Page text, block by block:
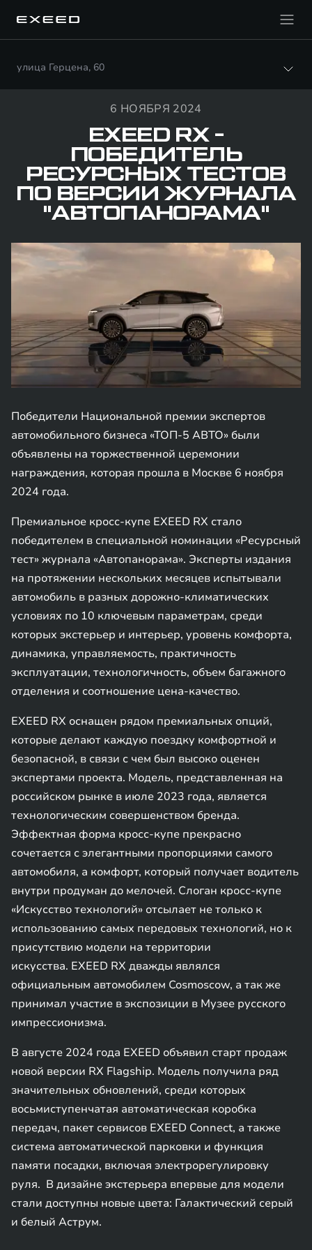
улица Герцена, 60
6 НОЯБРЯ 2024
EXEED RX -
ПОБЕДИТЕЛЬ
РЕСУРСНЫХ ТЕСТОВ
ПО ВЕРСИИ ЖУРНАЛА
"АВТОПАНОРАМА"
Победители Национальной премии экспертов
автомобильного бизнеса «ТОП-5 АВТО» были
объявлены на торжественной церемонии
награждения, которая прошла в Москве 6 ноября
2024 года.
Премиальное кросс-купе EXEED RX стало
победителем в специальной номинации «Ресурсный
тест» журнала «Автопанорама». Эксперты издания
на протяжении нескольких месяцев испытывали
автомобиль в разных дорожно-климатических
условиях по 10 ключевым параметрам, среди
которых экстерьер и интерьер, уровень комфорта,
динамика, управляемость, практичность
эксплуатации, технологичность, объем багажного
отделения и соотношение цена-качество.
EXEED RX оснащен рядом премиальных опций,
которые делают каждую поездку комфортной и
безопасной, в связи с чем был высоко оценен
экспертами проекта. Модель, представленная на
российском рынке в июле 2023 года, является
технологическим совершенством бренда.
Эффектная форма кросс-купе прекрасно
сочетается с элегантными пропорциями самого
автомобиля, а комфорт, который получает водитель
внутри продуман до мелочей. Слоган кросс-купе
«Искусство технологий» отсылает не только к
использованию самых передовых технологий, но к
присутствию модели на территории
искусства. EXEED RX дважды являлся
официальным автомобилем Cosmoscow, а так же
принимал участие в экспозиции в Музее русского
импрессионизма.
В августе 2024 года EXEED объявил старт продаж
новой версии RX Flagship. Модель получила ряд
значительных обновлений, среди которых
восьмиступенчатая автоматическая коробка
передач, пакет сервисов EXEED Connect, а также
система автоматической парковки и функция
памяти посадки, включая электрорегулировку
руля. В дизайне экстерьера впервые для модели
стали доступны новые цвета: Галактический серый
и белый Аструм.